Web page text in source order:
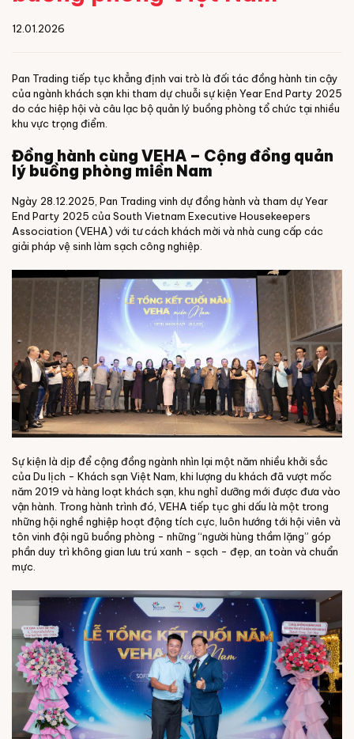
12.01.2026
Pan Trading tiếp tục khẳng định vai trò là đối tác đồng hành tin cậy
của ngành khách sạn khi tham dự chuỗi sự kiện Year End Party 2025
do các hiệp hội và câu lạc bộ quản lý buồng phòng tổ chức tại nhiều
khu vực trọng điểm.
Đồng hành cùng VEHA – Cộng đồng quản
lý buồng phòng miền Nam
Ngày 28.12.2025, Pan Trading vinh dự đồng hành và tham dự Year
End Party 2025 của South Vietnam Executive Housekeepers
Association (VEHA) với tư cách khách mời và nhà cung cấp các
giải pháp vệ sinh làm sạch công nghiệp.
Sự kiện là dịp để cộng đồng ngành nhìn lại một năm nhiều khởi sắc
của Du lịch - Khách sạn Việt Nam, khi lượng du khách đã vượt mốc
năm 2019 và hàng loạt khách sạn, khu nghỉ dưỡng mới được đưa vào
vận hành. Trong hành trình đó, VEHA tiếp tục ghi dấu là một trong
những hội nghề nghiệp hoạt động tích cực, luôn hướng tới hội viên và
tôn vinh đội ngũ buồng phòng - những “người hùng thầm lặng” góp
phần duy trì không gian lưu trú xanh - sạch - đẹp, an toàn và chuẩn
mực.